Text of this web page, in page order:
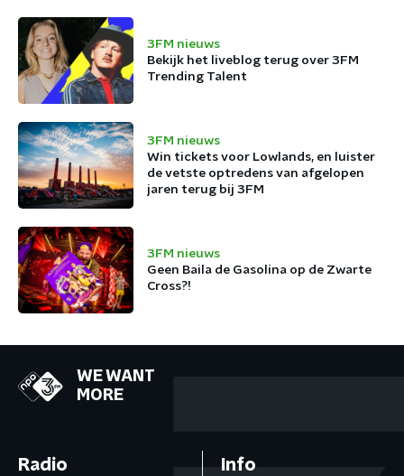
3FM nieuws
Bekijk het liveblog terug over 3FM
Trending Talent
3FM nieuws
Win tickets voor Lowlands, en luister
de vetste optredens van afgelopen
jaren terug bij 3FM
3FM nieuws
Geen Baila de Gasolina op de Zwarte
Cross?!
WE WANT
MORE
Radio Info